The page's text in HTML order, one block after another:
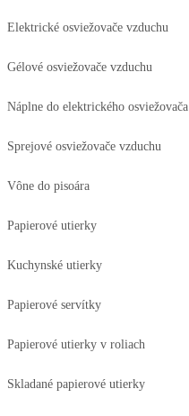
Elektrické osviežovače vzduchu
Gélové osviežovače vzduchu
Náplne do elektrického osviežovača
Sprejové osviežovače vzduchu
Vône do pisoára
Papierové utierky
Kuchynské utierky
Papierové servítky
Papierové utierky v roliach
Skladané papierové utierky